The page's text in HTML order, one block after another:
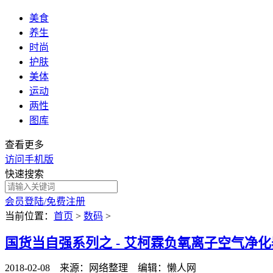
美食
养生
时尚
护肤
美体
运动
两性
图库
查看更多
访问手机版
快速搜索
会员登陆/免费注册
当前位置： 首页 > 数码 >
国货当自强系列之 - 艾柯霖负氧离子空气净
2018-02-08 来源：网络整理 编辑：懒人网